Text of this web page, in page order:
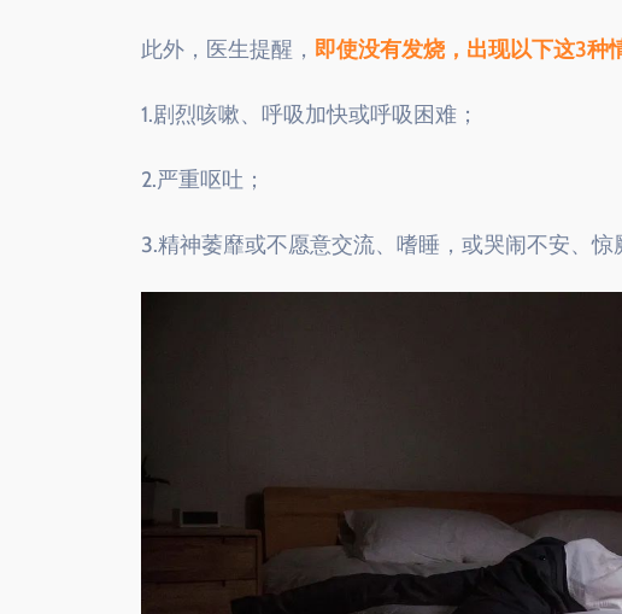
此外，医生提醒， 即使没有发烧，出现以下这3种
1.剧烈咳嗽、呼吸加快或呼吸困难；
2.严重呕吐；
3.精神萎靡或不愿意交流、嗜睡，或哭闹不安、惊